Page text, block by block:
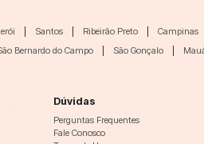
Santos Ribeirão Preto Campinas
Bernardo do Campo São Gonçalo
Dúvidas
Perguntas Frequentes
Fale Conosco